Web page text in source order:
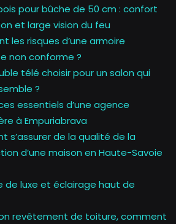
pour bûche de 50 cm : confort
et large vision du feu
les risques d’une armoire
non conforme ?
télé choisir pour un salon qui
?
essentiels d’une agence
à Empuriabrava
s’assurer de la qualité de la
d’une maison en Haute-Savoie
de luxe et éclairage haut de
revêtement de toiture, comment